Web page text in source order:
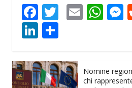
F
ac
e
b
o
T
er
E W
A
Li
k
e
n
di
Nomine
chi